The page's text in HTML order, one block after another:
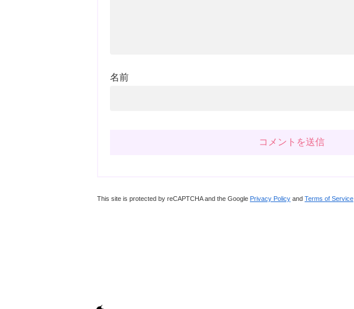
名前
This site is protected by reCAPTCHA and the Google Privacy Policy and Terms of Service